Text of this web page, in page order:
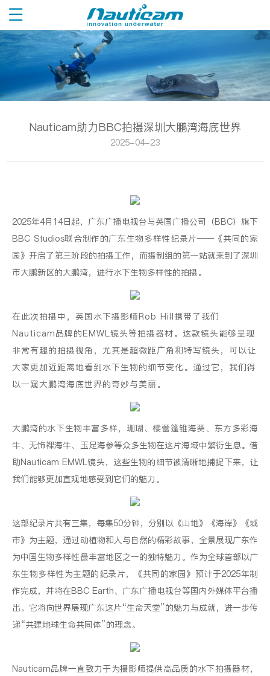
Nauticam助力BBC拍摄深圳大鹏湾海底世界
2025-04-23
2025年4月14日起，广东广播电视台与英国广播公司（BBC）旗下
BBC Studios联合制作的广东生物多样性纪录片——《共同的家
园》开启了第三阶段的拍摄工作，而摄制组的第一站就来到了深圳
市大鹏新区的大鹏湾，进行水下生物多样性的拍摄。
在此次拍摄中，英国水下摄影师Rob Hill携带了我们
Nauticam品牌的EMWL镜头等拍摄器材。这款镜头能够呈现
非常有趣的拍摄视角，尤其是超微距广角和特写镜头，可以让
大家更加近距离地看到水下生物的细节变化。通过它，我们得
以一窥大鹏湾海底世界的奇妙与美丽。
大鹏湾的水下生物丰富多样，珊瑚、樱蕾篷锥海葵、东方多彩海
牛、无饰裸海牛、玉足海参等众多生物在这片海域中繁衍生息。借
助Nauticam EMWL镜头，这些生物的细节被清晰地捕捉下来，让
我们能够更加直观地感受到它们的魅力。
这部纪录片共有三集，每集50分钟，分别以《山地》《海岸》《城
市》为主题，通过动植物和人与自然的精彩故事，全景展现广东作
为中国生物多样性最丰富地区之一的独特魅力。作为全球首部以广
东生物多样性为主题的纪录片，《共同的家园》预计于2025年制
作完成，并将在BBC Earth、广东广播电视台等国内外媒体平台播
出。它将向世界展现广东这片“生命天堂”的魅力与成就，进一步传
递“共建地球生命共同体”的理念。
Nauticam品牌一直致力于为摄影师提供高品质的水下拍摄器材，